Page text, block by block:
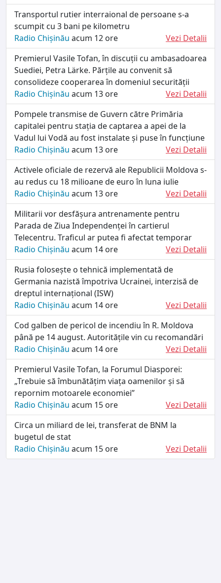
Transportul rutier interraional de persoane s-a
scumpit cu 3 bani pe kilometru
Radio Chișinău acum 12 ore
Vezi Detalii
Premierul Vasile Tofan, în discuții cu ambasadoarea
Suediei, Petra Lärke. Părțile au convenit să
consolideze cooperarea în domeniul securității
Radio Chișinău acum 13 ore
Vezi Detalii
Pompele transmise de Guvern către Primăria
capitalei pentru stația de captarea a apei de la
Vadul lui Vodă au fost instalate și puse în funcțiune
Radio Chișinău acum 13 ore
Vezi Detalii
Activele oficiale de rezervă ale Republicii Moldova s-
au redus cu 18 milioane de euro în luna iulie
Radio Chișinău acum 13 ore
Vezi Detalii
Militarii vor desfășura antrenamente pentru
Parada de Ziua Independenței în cartierul
Telecentru. Traficul ar putea fi afectat temporar
Radio Chișinău acum 14 ore
Vezi Detalii
Rusia folosește o tehnică implementată de
Germania nazistă împotriva Ucrainei, interzisă de
dreptul internațional (ISW)
Radio Chișinău acum 14 ore
Vezi Detalii
Cod galben de pericol de incendiu în R. Moldova
până pe 14 august. Autoritățile vin cu recomandări
Radio Chișinău acum 14 ore
Vezi Detalii
Premierul Vasile Tofan, la Forumul Diasporei:
„Trebuie să îmbunătățim viața oamenilor și să
repornim motoarele economiei”
Radio Chișinău acum 15 ore
Vezi Detalii
Circa un miliard de lei, transferat de BNM la
bugetul de stat
Radio Chișinău acum 15 ore Vezi Detalii